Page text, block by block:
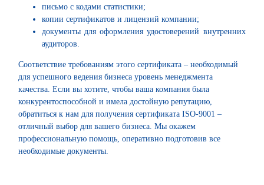
письмо с кодами статистики;
копии сертификатов и лицензий компании;
документы для оформления удостоверений внутренних
аудиторов.
Соответствие требованиям этого сертификата – необходимый
для успешного ведения бизнеса уровень менеджмента
качества. Если вы хотите, чтобы ваша компания была
конкурентоспособной и имела достойную репутацию,
обратиться к нам для получения сертификата ISO-9001 –
отличный выбор для вашего бизнеса. Мы окажем
профессиональную помощь, оперативно подготовив все
необходимые документы.